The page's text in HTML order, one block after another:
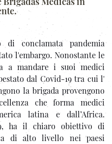
conclamata pandemia
l'embargo. Nonostante le
a mandare i suoi medici
dal Covid-19 tra cui l'
la brigada provengono
che forma medici
latina e dall’Africa.
ha il chiaro obiettivo di
di alto livello nei paesi